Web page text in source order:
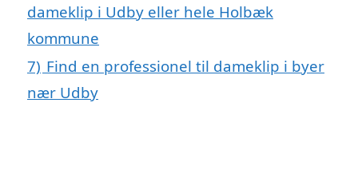
dameklip i Udby eller hele Holbæk
kommune
7) Find en professionel til dameklip i byer
nær Udby